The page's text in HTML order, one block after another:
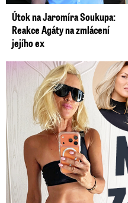
Útok na Jaromíra Soukupa:
Reakce Agáty na zmlácení
jejího ex
Krásná sestra Krainové bez